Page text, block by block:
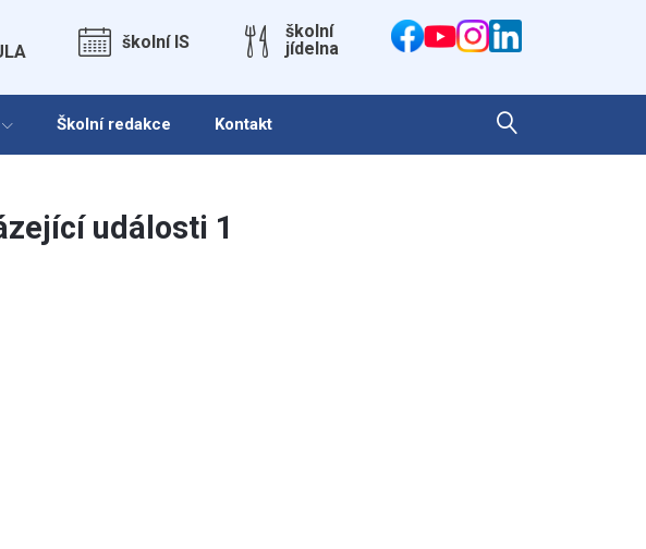
školní IS
školní
jídelna
Školní redakce Kontakt
události 1